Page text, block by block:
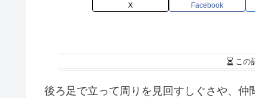
X Facebook
この
後ろ足で立って周りを見回すしぐさや、